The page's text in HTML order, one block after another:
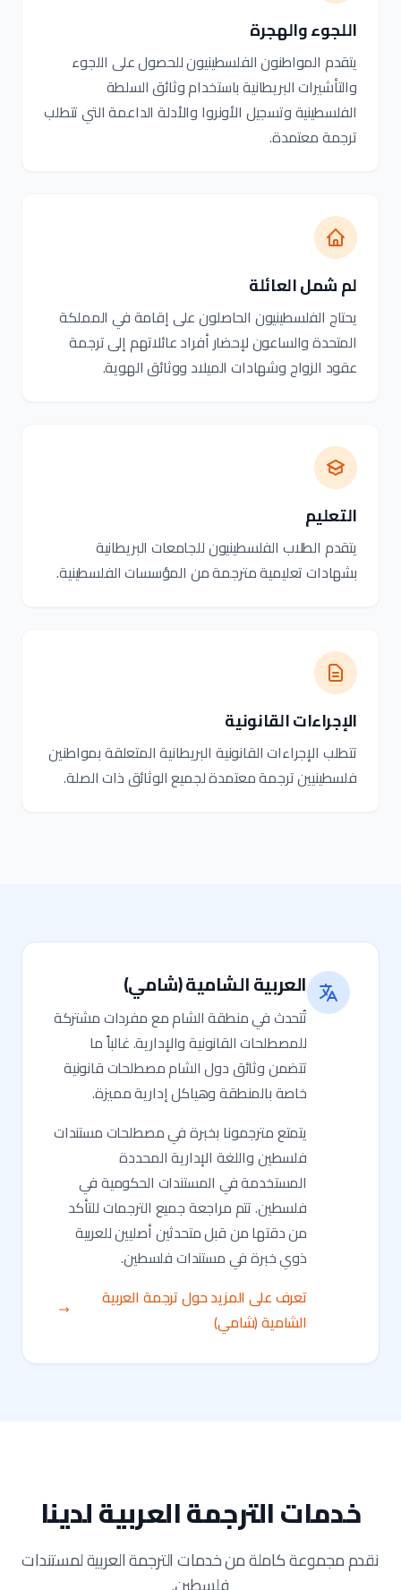
اللجوء والهجرة
يتقدم المواطنون الفلسطينيون للحصول على اللجوء
والتأشيرات البريطانية باستخدام وثائق السلطة
الفلسطينية وتسجيل الأونروا والأدلة الداعمة التي تتطلب
ترجمة معتمدة.
لم شمل العائلة
يحتاج الفلسطينيون الحاصلون على إقامة في المملكة
المتحدة والساعون لإحضار أفراد عائلاتهم إلى ترجمة
عقود الزواج وشهادات الميلاد ووثائق الهوية.
التعليم
يتقدم الطلاب الفلسطينيون للجامعات البريطانية
بشهادات تعليمية مترجمة من المؤسسات الفلسطينية.
الإجراءات القانونية
تتطلب الإجراءات القانونية البريطانية المتعلقة بمواطنين
فلسطينيين ترجمة معتمدة لجميع الوثائق ذات الصلة.
العربية الشامية (شامي)
تُتحدث في منطقة الشام مع مفردات مشتركة
للمصطلحات القانونية والإدارية. غالباً ما
تتضمن وثائق دول الشام مصطلحات قانونية
خاصة بالمنطقة وهياكل إدارية مميزة.
يتمتع مترجمونا بخبرة في مصطلحات مستندات
فلسطين واللغة الإدارية المحددة
المستخدمة في المستندات الحكومية في
فلسطين. تتم مراجعة جميع الترجمات للتأكد
من دقتها من قبل متحدثين أصليين للعربية
ذوي خبرة في مستندات فلسطين.
تعرف على المزيد حول ترجمة العربية
الشامية (شامي)
خدمات الترجمة العربية لدينا
نقدم مجموعة كاملة من خدمات الترجمة العربية لمستندات